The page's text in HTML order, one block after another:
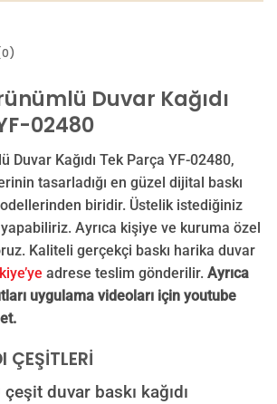
önce ölçüye göre düzenlenmiş son hali
Onayınızdan sonra üretim yapılır.
SONRA BASKIYA GEÇILECEK
Duvar Kağıdı
02480
Duvar Kağıdı Tek Parça YF-02480,
tasarladığı en güzel dijital baskı
biridir. Üstelik istediğiniz
Ayrıca kişiye ve kuruma özel
Kaliteli gerçekçi baskı harika duvar
adrese teslim gönderilir. Ayrıca
uygulama videoları için youtube
ÇEŞİTLERİ
duvar baskı kağıdı